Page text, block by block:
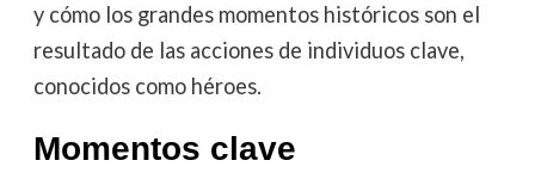
y cómo los grandes momentos históricos son el
resultado de las acciones de individuos clave,
conocidos como héroes.
Momentos clave